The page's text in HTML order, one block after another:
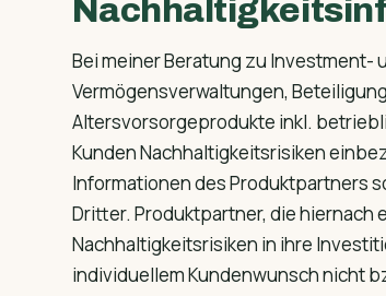
Bei meiner Beratung zu
Vermögensverwaltungen,
Altersvorsorgeprodukte inkl.
Kunden Nachhaltigkeitsrisiken
Informationen des Produktpartners
Dritter. Produktpartner, die hiernach
Nachhaltigkeitsrisiken in ihre
individuellem Kundenwunsch nicht